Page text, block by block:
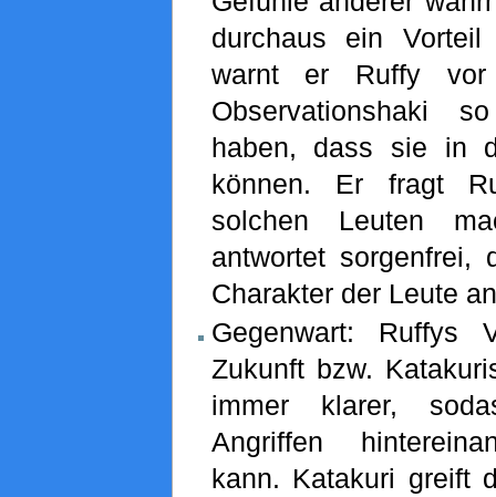
durchaus ein
warnt er Ruffy
Observationshaki
haben, dass sie in
können. Er fragt
solchen Leuten
antwortet sorgenfrei,
Charakter der Leute
Gegenwart: Ruffys
Zukunft bzw.
immer klarer,
Angriffen
kann. Katakuri greift